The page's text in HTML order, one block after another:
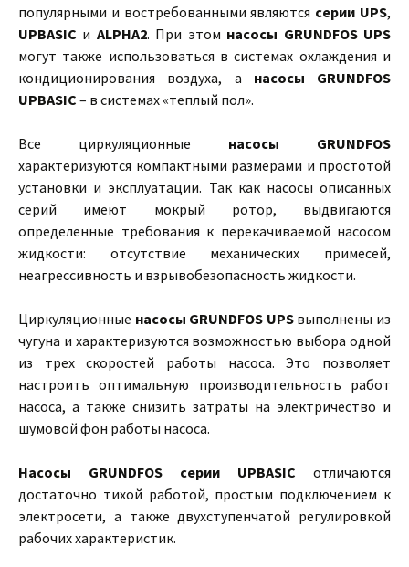
популярными и востребованными являются серии UPS,
UPBASIC и ALPHA2. При этом насосы GRUNDFOS UPS
могут также использоваться в системах охлаждения и
кондиционирования воздуха, а насосы GRUNDFOS
UPBASIC – в системах «теплый пол».
Все циркуляционные насосы GRUNDFOS
характеризуются компактными размерами и простотой
установки и эксплуатации. Так как насосы описанных
серий имеют мокрый ротор, выдвигаются
определенные требования к перекачиваемой насосом
жидкости: отсутствие механических примесей,
неагрессивность и взрывобезопасность жидкости.
Циркуляционные насосы GRUNDFOS UPSвыполнены из
чугуна и характеризуются возможностью выбора одной
из трех скоростей работы насоса. Это позволяет
настроить оптимальную производительность работ
насоса, а также снизить затраты на электричество и
шумовой фон работы насоса.
Насосы GRUNDFOS серии UPBASIC отличаются
достаточно тихой работой, простым подключением к
электросети, а также двухступенчатой регулировкой
рабочих характеристик.